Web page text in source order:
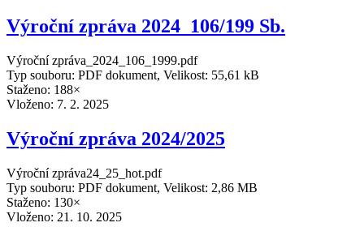
Výroční zpráva 2024_106/199 Sb.
Výroční zpráva_2024_106_1999.pdf
Typ souboru: PDF dokument, Velikost: 55,61 kB
Staženo: 188×
Vloženo: 7. 2. 2025
Výroční zpráva 2024/2025
Výroční zpráva24_25_hot.pdf
Typ souboru: PDF dokument, Velikost: 2,86 MB
Staženo: 130×
Vloženo: 21. 10. 2025